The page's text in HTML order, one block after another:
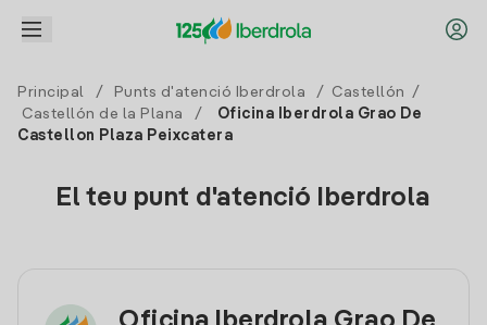
Principal / Punts d'atenció Iberdrola / Castellón
/
Castellón de la Plana
/
Oficina Iberdrola Grao De
Castellon Plaza Peixcatera
El teu punt d'atenció Iberdrola